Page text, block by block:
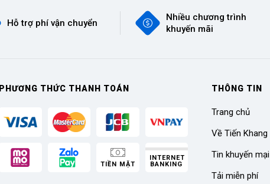
Hỗ trợ phí vận chuyển
Nhiều chương trình
khuyến mãi
PHƯƠNG THỨC THANH TOÁN
TIỀN MẶT
INTERNET
BANKING
THÔNG TIN
Trang chủ
Về Tiến Khang
Tin khuyến mại
Tải miễn phí